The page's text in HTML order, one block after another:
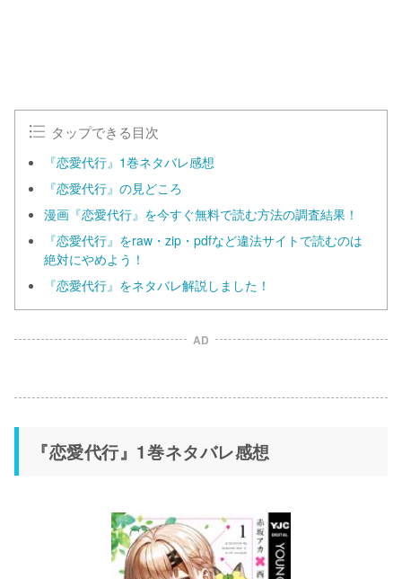
タップできる目次
『恋愛代行』1巻ネタバレ感想
『恋愛代行』の見どころ
漫画『恋愛代行』を今すぐ無料で読む方法の調査結果！
『恋愛代行』をraw・zip・pdfなど違法サイトで読むのは
絶対にやめよう！
『恋愛代行』をネタバレ解説しました！
AD
『恋愛代行』1巻ネタバレ感想